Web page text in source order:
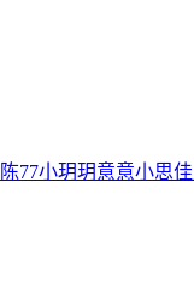
陈77小玥玥意意小思佳